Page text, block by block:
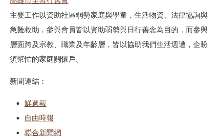
主要工作以資助社區弱勢家庭與學童，生活物資、法律協詢與
急難救助，參與會員皆以資助弱勢與日行善念為目的，而參與
層面跨及宗教、職業及年齡層，皆以協助我們生活週遭，企盼
須幫忙的家庭關懷戶。
新聞連結：
鮮週報
自由時報
聯合新聞網